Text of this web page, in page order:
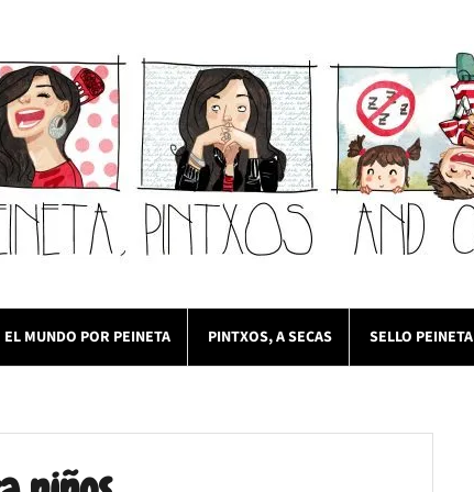
EL MUNDO POR PEINETA PINTXOS, A SECAS SELLO PEINETA